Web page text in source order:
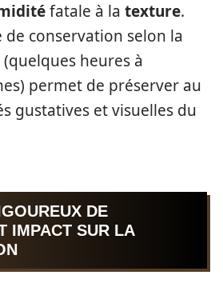
fatale à la texture.
conservation selon la
heures à
permet de préserver au
gustatives et visuelles du
DE
IMPACT SUR LA